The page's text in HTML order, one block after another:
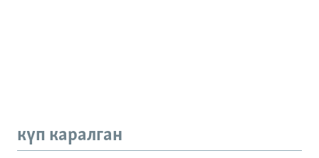
күп каралган